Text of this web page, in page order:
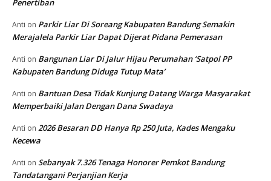
Anti on Parkir Liar Di Soreang Kabupaten Bandung Semakin
Merajalela Parkir Liar Dapat Dijerat Pidana Pemerasan
Anti on Bangunan Liar Di Jalur Hijau Perumahan ‘Satpol PP
Kabupaten Bandung Diduga Tutup Mata’
Anti on Bantuan Desa Tidak Kunjung Datang Warga Masyarakat
Memperbaiki Jalan Dengan Dana Swadaya
Anti on 2026 Besaran DD Hanya Rp 250 Juta, Kades Mengaku
Kecewa
Anti on Sebanyak 7.326 Tenaga Honorer Pemkot Bandung
Tandatangani Perjanjian Kerja